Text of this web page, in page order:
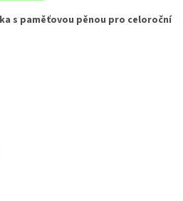
s paměťovou pěnou pro celoroční